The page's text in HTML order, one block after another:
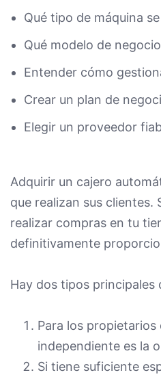
Qué tipo de máquina
Qué modelo de
Entender cómo
Crear un plan de
Elegir un proveedor
Adquirir un cajero
que realizan sus
realizar compras en tu
definitivamente
Hay dos tipos
Para los
independiente es la
Si tiene suficiente